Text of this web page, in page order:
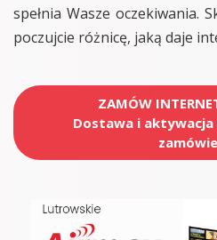
spełnia Wasze oczekiwania.
poczujcie różnicę, jaką daje
ZAMÓW
Dostawa i aktywacja